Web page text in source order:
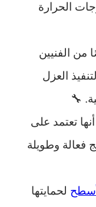
الحرارة
من الفنيين
العزل
🔧
تعتمد على
فعالة وطويلة
لحمايتها